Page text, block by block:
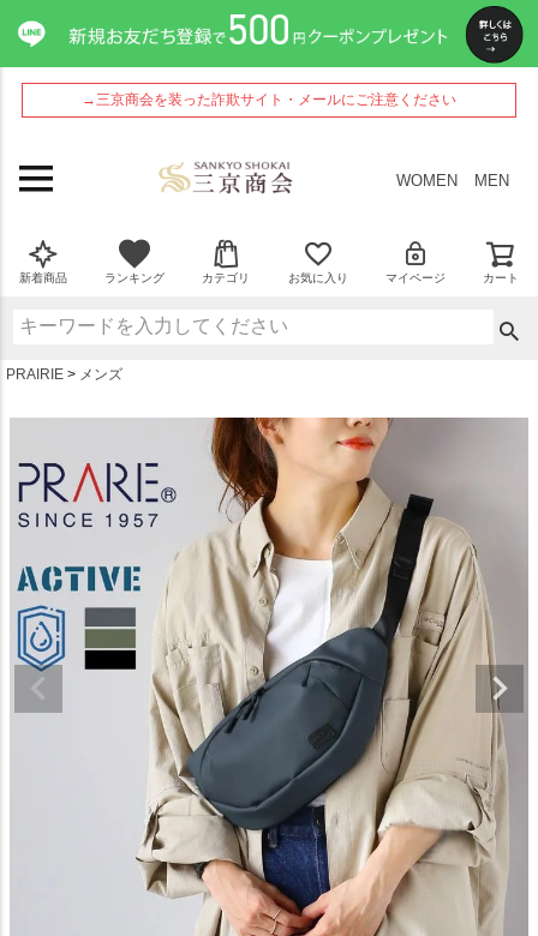
→三京商会を装った詐欺サイト・メールにご注意ください
WOMEN MEN
新着商品 ランキング カテゴリ お気に入り マイページ カート
PRAIRIE メンズ
ペー
ジト
ップ
へ